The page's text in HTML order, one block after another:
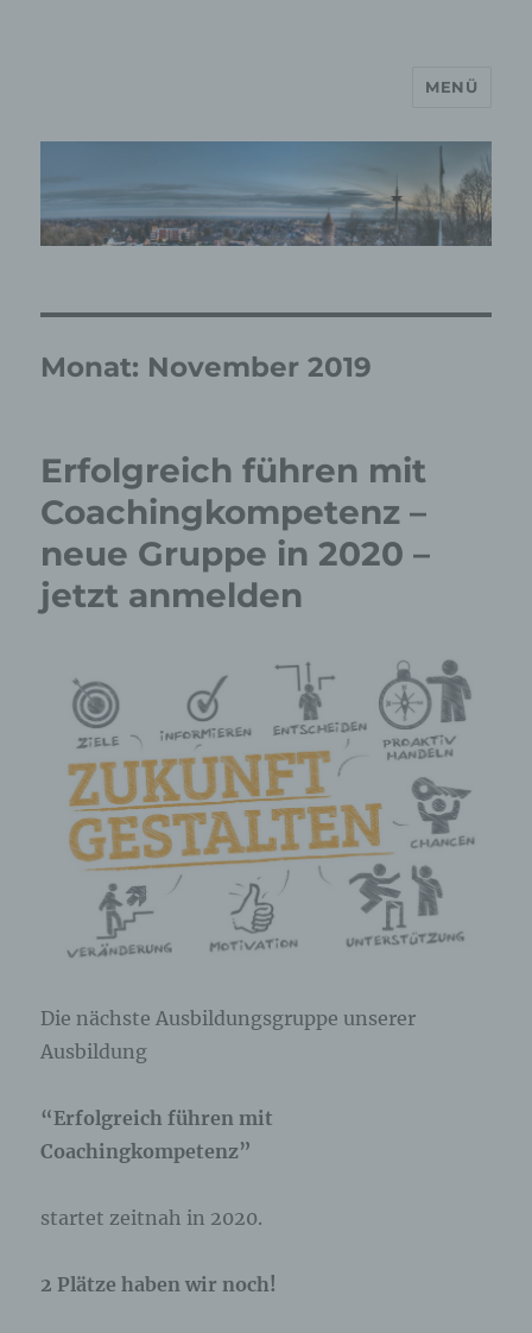
MP Mario Porten Beratung
Training Coaching
MENÜ
Monat: November 2019
Erfolgreich führen mit
Coachingkompetenz –
neue Gruppe in 2020 –
jetzt anmelden
Die nächste Ausbildungsgruppe unserer
Ausbildung
“Erfolgreich führen mit
Coachingkompetenz”
startet zeitnah in 2020.
2 Plätze haben wir noch!